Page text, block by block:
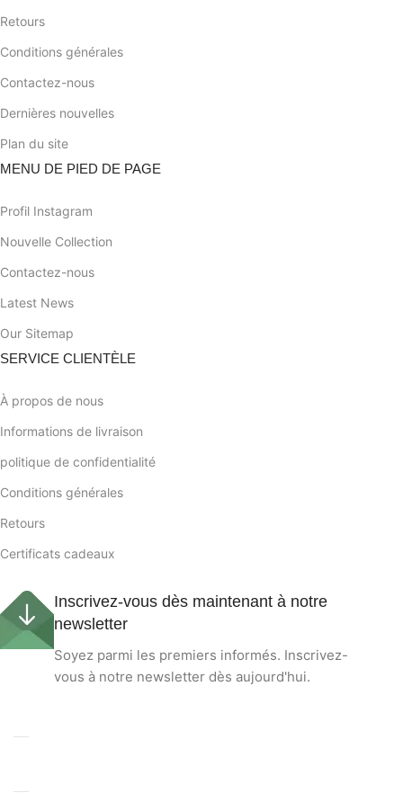
Retours
Conditions générales
Contactez-nous
Dernières nouvelles
Plan du site
MENU DE PIED DE PAGE
Profil Instagram
Nouvelle Collection
Contactez-nous
Latest News
Our Sitemap
SERVICE CLIENTÈLE
À propos de nous
Informations de livraison
politique de confidentialité
Conditions générales
Retours
Certificats cadeaux
Inscrivez-vous dès maintenant à notre
newsletter
Soyez parmi les premiers informés. Inscrivez-
vous à notre newsletter dès aujourd'hui.